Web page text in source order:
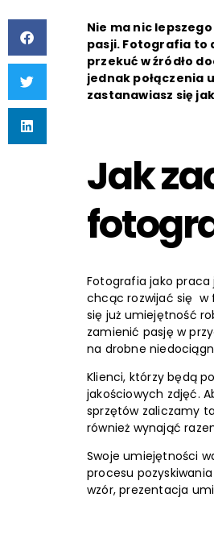
Nie ma nic
pasji. Fotografia to
przekuć w źródło
jednak połączenia
zastanawiasz się
Jak
Fotografia jako praca
chcąc rozwijać się w
się już umiejętność
zamienić pasję w
na drobne
Klienci, którzy będą
jakościowych zdjęć.
sprzętów zaliczamy
również wynająć
Swoje umiejętności
procesu
wzór, prezentacja